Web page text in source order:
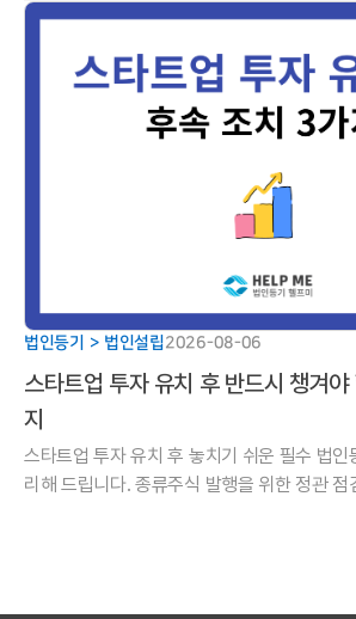
리해 드립니다.
법인등기 > 법인설립2026-08-06
스타트업 투자 유치 후 반드시 챙겨
지
스타트업 투자 유치 후 놓치기 쉬운 필수 법인
리해 드립니다. 종류주식 발행을 위한 정관 점